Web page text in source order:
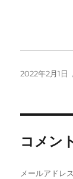
投
2022年2月1日
コメン
メールアドレ